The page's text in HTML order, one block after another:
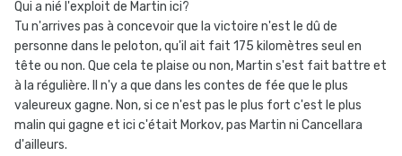
Qui a nié l'exploit de Martin ici?
Tu n'arrives pas à concevoir que la victoire n'est le dû de
personne dans le peloton, qu'il ait fait 175 kilomètres seul en
tête ou non. Que cela te plaise ou non, Martin s'est fait battre et
à la régulière. Il n'y a que dans les contes de fée que le plus
valeureux gagne. Non, si ce n'est pas le plus fort c'est le plus
malin qui gagne et ici c'était Morkov, pas Martin ni Cancellara
d'ailleurs.